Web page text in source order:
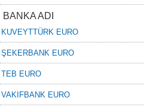
BANKA ADI
KUVEYTTÜRK EURO
ŞEKERBANK EURO
TEB EURO
VAKIFBANK EURO